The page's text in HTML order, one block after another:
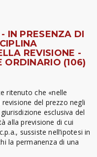
IN PRESENZA DI
REVISIONE -
ORDINARIO (106)
ritenuto che «nelle
del prezzo negli
esclusiva del
alla previsione di cui
sussiste nell’ipotesi in
la permanenza di una